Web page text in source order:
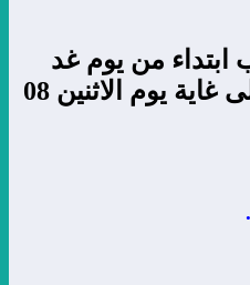
ابتداء من يوم غد
السبت 06 يناير 2018 إلى غاية يوم الاثنين 08